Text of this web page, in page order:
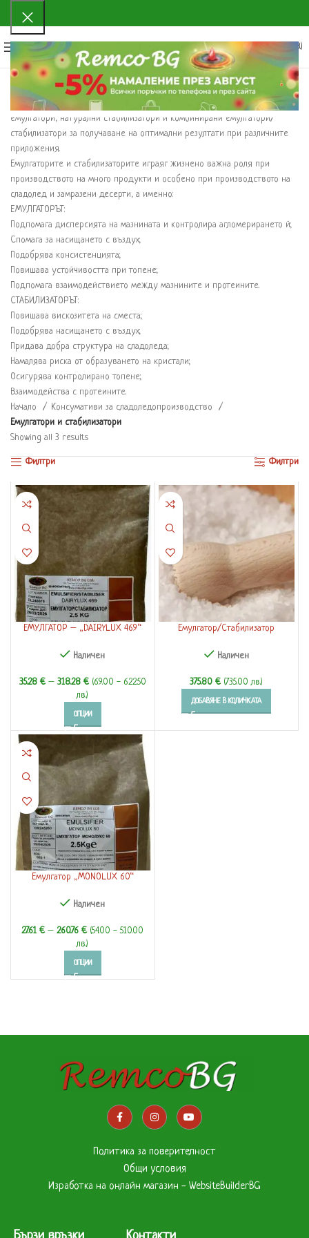
МЕНЮ
0
0.00€ (0.00 ЛВ.)
Разполагаме с разнообразен набор от тази група ингредиенти, а именно:
емулгатори, натурални стабилизатори и комбинирани емулгатори/
стабилизатори за получаване на оптимални резултати при различните
приложения.
Емулгаторите и стабилизаторите играяг жизнено важна роля при
производството на много продукти и особено при производството на
сладолед и замразени десерти, а именно:
EМУЛГАТОРЪТ:
Подпомага дисперсията на мазнината и контролира агломерирането й;
Спомага за насищането с въздух;
Подобрява консистенцията;
Повишава устойчивостта при топене;
Подпомага взаимодействието между мазнините и протеините.
СТАБИЛИЗАТОРЪТ:
Повишава вискозитета на сместа;
Подобрява насищането с въздух;
Придава добра структура на сладоледа;
Намалява риска от образуването на кристали;
Осигурява контролирано топене;
Взаимодейства с протеините.
Начало
Консумативи за сладоледопроизводство
Емулгатори и стабилизатори
Showing all 3 results
Филтри Филтри
ЕМУЛГАТОР – „DAIRYLUX 469“
Наличен
35.28 € – 318.28 € (69.00 - 622.50
лв.)
ОПЦИИ
Емулгатор/Стабилизатор
Наличен
375.80€ (735.00 лв.)
ДОБАВЯНЕ В КОЛИЧКАТА
Емулгатор „MONOLUX 60“
Наличен
27.61€ – 260.76€ (54.00 - 510.00
лв.)
ОПЦИИ
Политика за поверителност
Общи условия
Изработка на онлайн магазин - WebsiteBuilderBG